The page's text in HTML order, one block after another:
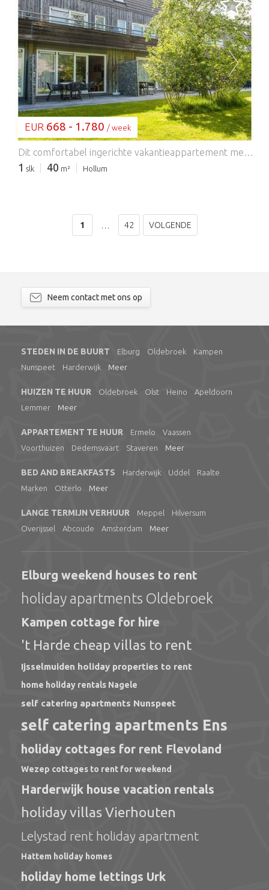
BEZIG MET LADEN...
EUR 668 - 1.780 / week
1 slk 40 m² Hollum
1 … 42 VOLGENDE
Neem contact met ons op
STEDEN IN DE BUURT Elburg Oldebroek
Kampen
Nunspeet
Harderwijk Meer
HUIZEN TE HUUR Oldebroek Olst Heino
Apeldoorn
Lemmer
Meer
APPARTEMENT TE HUUR Ermelo
Vaassen
Voorthuizen
Dedemsvaart Staveren Meer
BED AND BREAKFASTS Harderwijk Uddel
Raalte
Marken
Otterlo Meer
LANGE TERMIJN VERHUUR Meppel
Hilversum
Overijssel
Abcoude Amsterdam Meer
Elburg weekend houses to rent
holiday apartments Oldebroek
Kampen cottage for hire
't Harde cheap villas to rent
Ijsselmuiden holiday properties to rent
home holiday rentals Nagele
self catering apartments Nunspeet
self catering apartments Ens
holiday cottages for rent Flevoland
Wezep cottages to rent for weekend
Harderwijk house vacation rentals
holiday villas Vierhouten
Lelystad rent holiday apartment
Hattem holiday homes
holiday home lettings Urk